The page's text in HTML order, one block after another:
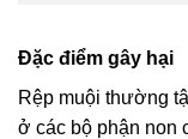
Đặc điểm gây hại
Rệp muội thường
ở các bộ phận non